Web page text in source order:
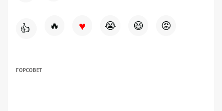
👍 🔥 ♥ 😭 😆 😡
ГОРСОВЕТ